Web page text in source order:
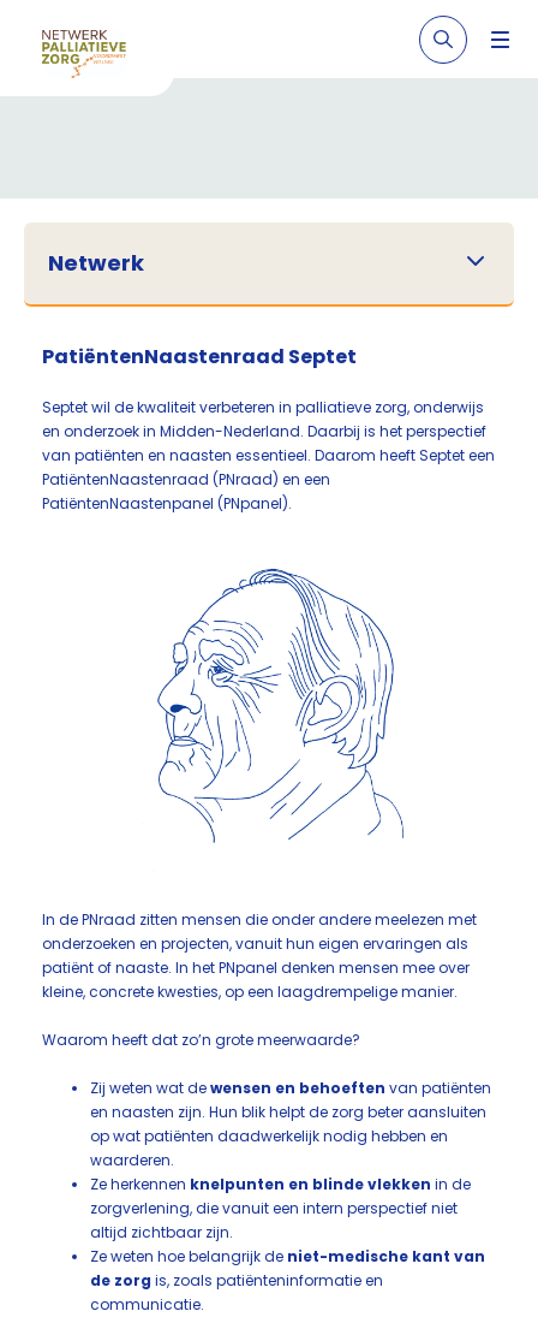
Netwerk
PatiëntenNaastenraad Septet
Septet wil de kwaliteit verbeteren in palliatieve zorg, onderwijs
en onderzoek in Midden-Nederland. Daarbij is het perspectief
van patiënten en naasten essentieel. Daarom heeft Septet een
PatiëntenNaastenraad (PNraad) en een
PatiëntenNaastenpanel (PNpanel).
In de PNraad zitten mensen die onder andere meelezen met
onderzoeken en projecten, vanuit hun eigen ervaringen als
patiënt of naaste. In het PNpanel denken mensen mee over
kleine, concrete kwesties, op een laagdrempelige manier.
Waarom heeft dat zo’n grote meerwaarde?
Zij weten wat dewensen en behoeften van patiënten
en naasten zijn. Hun blik helpt de zorg beter aansluiten
op wat patiënten daadwerkelijk nodig hebben en
waarderen.
Ze herkennen knelpunten en blinde vlekken in de
zorgverlening, die vanuit een intern perspectief niet
altijd zichtbaar zijn.
Ze weten hoe belangrijk de niet-medische kant van
de zorg is, zoals patiënteninformatie en
communicatie.